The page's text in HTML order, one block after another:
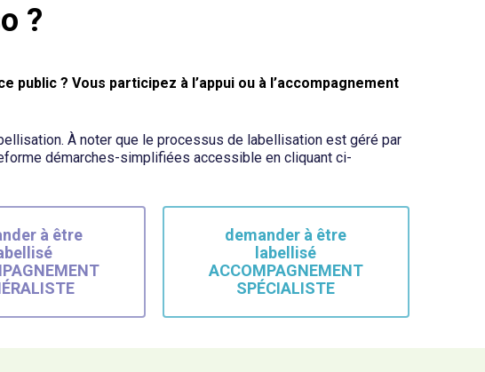
?
? Vous participez à l’appui ou à l’accompagnement
À noter que le processus de labellisation est géré par
démarches-simplifiées accessible en cliquant ci-
à être
demander à être
labellisé
ACCOMPAGNEMENT
SPÉCIALISTE